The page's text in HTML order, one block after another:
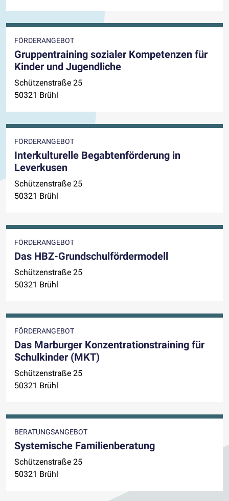
FÖRDERANGEBOT
Gruppentraining sozialer Kompetenzen für
Kinder und Jugendliche
Schützenstraße 25
50321 Brühl
FÖRDERANGEBOT
Interkulturelle Begabtenförderung in
Leverkusen
Schützenstraße 25
50321 Brühl
FÖRDERANGEBOT
Das HBZ-Grundschulfördermodell
Schützenstraße 25
50321 Brühl
FÖRDERANGEBOT
Das Marburger Konzentrationstraining für
Schulkinder (MKT)
Schützenstraße 25
50321 Brühl
BERATUNGSANGEBOT
Systemische Familienberatung
Schützenstraße 25
50321 Brühl